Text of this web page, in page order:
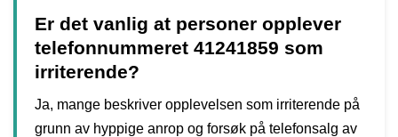
Er det vanlig at personer opplever
telefonnummeret 41241859 som
irriterende?
Ja, mange beskriver opplevelsen som irriterende på
grunn av hyppige anrop og forsøk på telefonsalg av